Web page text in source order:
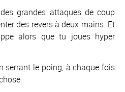
grandes attaques de coup
des revers à deux mains. Et
alors que tu joues hyper
serrant le poing, à chaque fois